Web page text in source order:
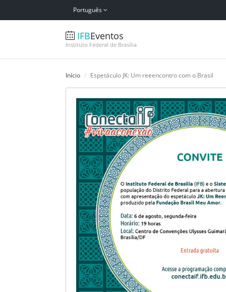
Português
IFBEventos
Instituto Federal de Brasília
Início Espetáculo JK: Um reeencontro com o Brasil